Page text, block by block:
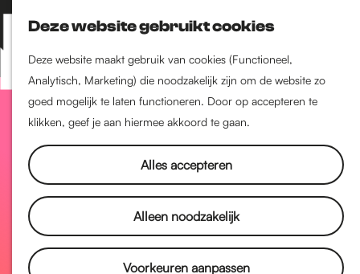
Deze website gebruikt cookies
Deze website maakt gebruik van cookies (Functioneel,
Analytisch, Marketing) die noodzakelijk zijn om de website zo
goed mogelijk te laten functioneren. Door op accepteren te
klikken, geef je aan hiermee akkoord te gaan.
Alles accepteren
Alleen noodzakelijk
Voorkeuren aanpassen
Z
o
e
k
e
K
a
a
r
t
M
e
n
Nijmegen-Nieuw-West
Nijmegen-Oud-West
Dukenburg
Lindenholt
Historie
De oudste stad van
Nederland
Historische tijdlijn
Romeinse Limes
Vrede van Nijmegen Penning